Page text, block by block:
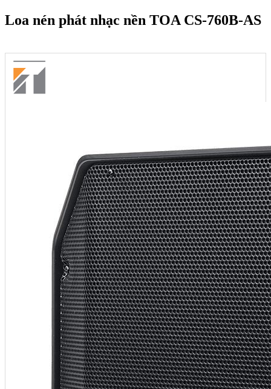
Loa nén phát nhạc nền TOA CS-760B-AS